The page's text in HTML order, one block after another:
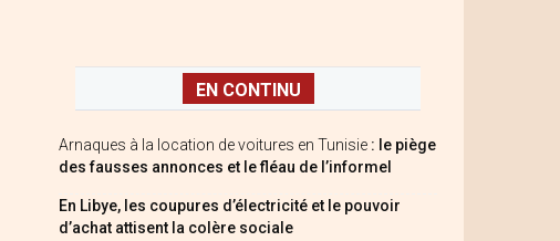
EN CONTINU
Arnaques à la location de voitures en Tunisie : le piège
des fausses annonces et le fléau de l’informel
En Libye, les coupures d’électricité et le pouvoir
d’achat attisent la colère sociale